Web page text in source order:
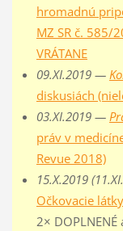
hromadnú
MZ SR č. 585/
VRÁTANE
09.XI.2019 —
diskusiách
03.XI.2019 —
práv v
Revue 2018)
15.X.2019
Očkovacie
2× DOPLNENÉ